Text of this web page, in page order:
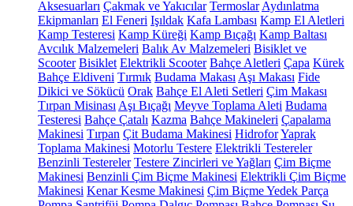
Aksesuarları Çakmak ve Yakıcılar Termoslar Aydınlatma
Ekipmanları El Feneri Işıldak Kafa Lambası Kamp El Aletleri
Kamp Testeresi Kamp Küreği Kamp Bıçağı Kamp Baltası
Avcılık Malzemeleri Balık Av Malzemeleri Bisiklet ve
Scooter Bisiklet Elektrikli Scooter Bahçe Aletleri Çapa Kürek
Bahçe Eldiveni Tırmık Budama Makası Aşı Makası Fide
Dikici ve Sökücü Orak Bahçe El Aleti Setleri Çim Makası
Tırpan Misinası Aşı Bıçağı Meyve Toplama Aleti Budama
Testeresi Bahçe Çatalı Kazma Bahçe Makineleri Çapalama
Makinesi Tırpan Çit Budama Makinesi HidroforYaprak
Toplama Makinesi Motorlu Testere Elektrikli Testereler
Benzinli Testereler Testere Zincirleri ve Yağları Çim Biçme
Makinesi Benzinli Çim Biçme Makinesi Elektrikli Çim Biçme
Makinesi Kenar Kesme Makinesi Çim Biçme Yedek Parça